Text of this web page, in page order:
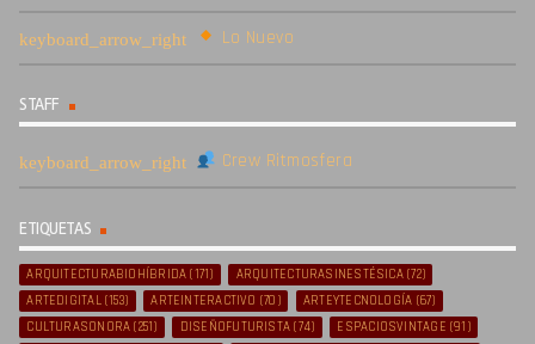
Lo Nuevo
STAFF
Crew Ritmosfera
ETIQUETAS
ARQUITECTURABIOHÍBRIDA (171) ARQUITECTURASINESTÉSICA(72)
ARTEDIGITAL(153) ARTEINTERACTIVO (70) ARTEYTECNOLOGÍA (67)
CULTURASONORA (251) DISEÑOFUTURISTA (74) ESPACIOSVINTAGE (91)